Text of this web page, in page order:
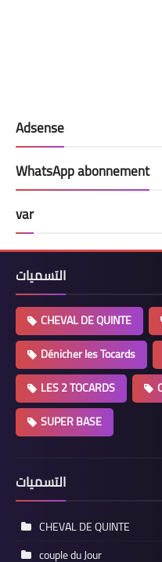
Adsense
WhatsApp abonnement
var
التسميات
CHEVAL DE QUINTE
Dénicher les Tocards
LES 2 TOCARDS
SUPER BASE
التسميات
CHEVAL DE QUINTE
couple du Jour